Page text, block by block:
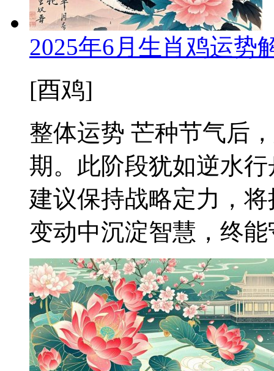
2025年6月生肖鸡运势
[酉鸡]
整体运势 芒种节气后
期。此阶段犹如逆水
建议保持战略定力，
变动中沉淀智慧，终